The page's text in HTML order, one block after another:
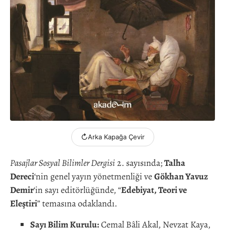
↻Arka Kapağa Çevir
Pasajlar Sosyal Bilimler Dergisi2. sayısında;Talha
Dereci‘nin genel yayın yönetmenliği veGökhan Yavuz
Demir‘in sayı editörlüğünde, “Edebiyat, Teori ve
Eleştiri” temasına odaklandı.
Sayı Bilim Kurulu:Cemal Bâli Akal, Nevzat Kaya,